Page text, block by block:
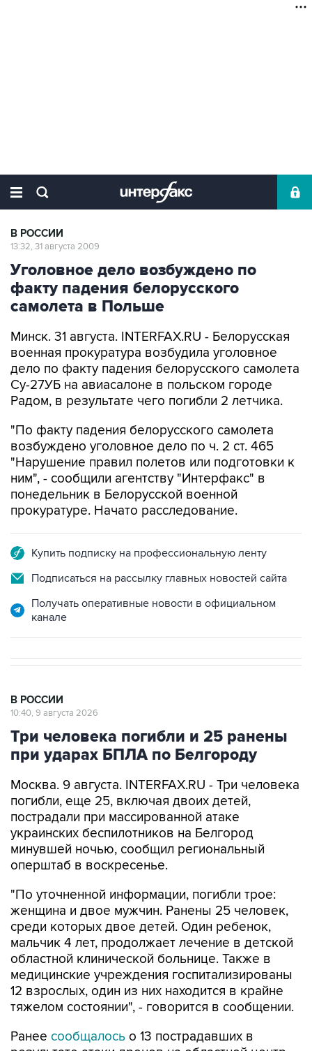
В РОССИИ
13:32, 31 августа 2009
Уголовное дело возбуждено по
факту падения белорусского
самолета в Польше
Минск. 31 августа. INTERFAX.RU - Белорусская
военная прокуратура возбудила уголовное
дело по факту падения белорусского самолета
Су-27УБ на авиасалоне в польском городе
Радом, в результате чего погибли 2 летчика.
"По факту падения белорусского самолета
возбуждено уголовное дело по ч. 2 ст. 465
"Нарушение правил полетов или подготовки к
ним", - сообщили агентству "Интерфакс" в
понедельник в Белорусской военной
прокуратуре. Начато расследование.
Купить подписку на профессиональную ленту
Подписаться на рассылку главных новостей сайта
Получать оперативные новости в официальном
канале
В РОССИИ
10:40, 9 августа 2026
Три человека погибли и 25 ранены
при ударах БПЛА по Белгороду
Москва. 9 августа. INTERFAX.RU - Три человека
погибли, еще 25, включая двоих детей,
пострадали при массированной атаке
украинских беспилотников на Белгород
минувшей ночью, сообщил региональный
оперштаб в воскресенье.
"По уточненной информации, погибли трое:
женщина и двое мужчин. Ранены 25 человек,
среди которых двое детей. Один ребенок,
мальчик 4 лет, продолжает лечение в детской
областной клинической больнице. Также в
медицинские учреждения госпитализированы
12 взрослых, один из них находится в крайне
тяжелом состоянии", - говорится в сообщении.
Ранее сообщалось о 13 пострадавших в